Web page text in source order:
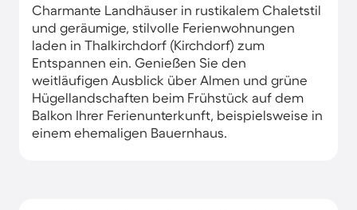
Charmante Landhäuser in rustikalem Chaletstil
und geräumige, stilvolle Ferienwohnungen
laden in Thalkirchdorf (Kirchdorf) zum
Entspannen ein. Genießen Sie den
weitläufigen Ausblick über Almen und grüne
Hügellandschaften beim Frühstück auf dem
Balkon Ihrer Ferienunterkunft, beispielsweise in
einem ehemaligen Bauernhaus.